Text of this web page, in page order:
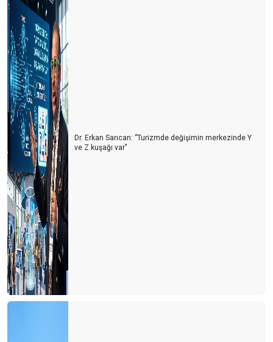
Dr. Erkan Sarıcan: ‘’Turizmde değişimin merkezinde Y
ve Z kuşağı var’’